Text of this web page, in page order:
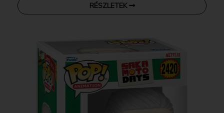
RÉSZLETEK